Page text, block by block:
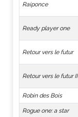
Raiponce
Ready player one
Retour vers le futur
Retour vers le futur II
Robin des Bois
Rogue one: a star